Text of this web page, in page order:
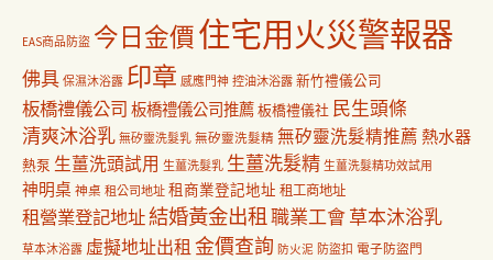
EAS商品防盜 今日金價住宅用火災警報器
佛具 保濕沐浴露 印章 感應門神 控油沐浴露 新竹禮儀公司
板橋禮儀公司 板橋禮儀公司推薦板橋禮儀社 民生頭條
清爽沐浴乳 無矽靈洗髮乳 無矽靈洗髮精 無矽靈洗髮精推薦 熱水器
熱泵 生薑洗頭試用 生薑洗髮乳 生薑洗髮精 生薑洗髮精功效試用
神明桌 神桌 租公司地址 租商業登記地址 租工商地址
租營業登記地址結婚黃金出租職業工會草本沐浴乳
草本沐浴露 虛擬地址出租 金價查詢 防火泥 防盜扣 電子防盜門